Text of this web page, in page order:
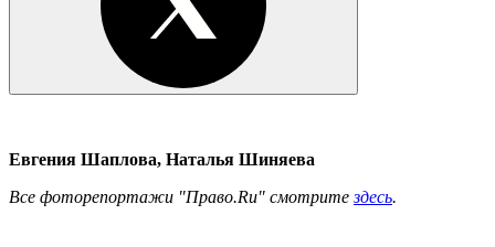
Евгения Шаплова, Наталья Шиняева
Все фоторепортажи "Право.Ru" смотритездесь.